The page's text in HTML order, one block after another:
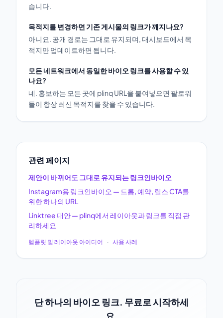
습니다.
목적지를 변경하면 기존 게시물의 링크가 깨지나요?
아니요. 공개 경로는 그대로 유지되며, 대시보드에서 목
적지만 업데이트하면 됩니다.
모든 네트워크에서 동일한 바이오 링크를 사용할 수 있
나요?
네. 홍보하는 모든 곳에 plinq URL을 붙여넣으면 팔로워
들이 항상 최신 목적지를 찾을 수 있습니다.
관련 페이지
제안이 바뀌어도 그대로 유지되는 링크인바이오
Instagram용 링크인바이오 — 드롭, 예약, 릴스 CTA를
위한 하나의 URL
Linktree 대안 — plinq에서 레이아웃과 링크를 직접 관
리하세요
템플릿 및 레이아웃 아이디어 · 사용 사례
단 하나의 바이오 링크. 무료로 시작하세